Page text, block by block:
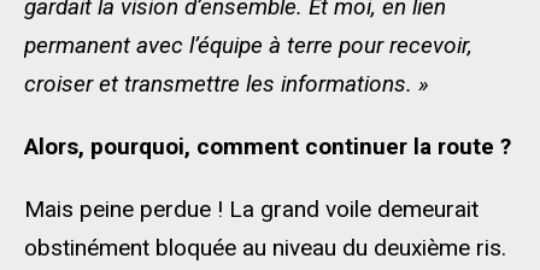
gardait la vision d’ensemble. Et moi, en lien
permanent avec l’équipe à terre pour recevoir,
croiser et transmettre les informations. »
Alors, pourquoi, comment continuer la route ?
Mais peine perdue ! La grand voile demeurait
obstinément bloquée au niveau du deuxième ris.